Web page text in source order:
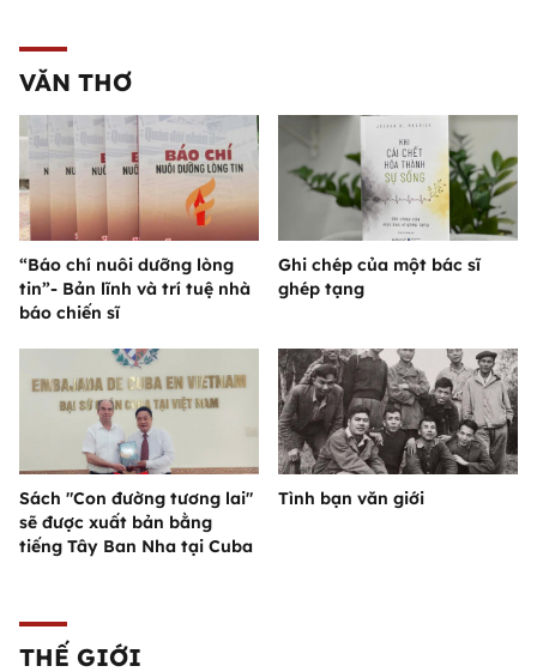
VĂN THƠ
“Báo chí nuôi dưỡng lòng
tin”- Bản lĩnh và trí tuệ nhà
báo chiến sĩ
Ghi chép của một bác sĩ
ghép tạng
Sách "Con đường tương lai"
sẽ được xuất bản bằng
tiếng Tây Ban Nha tại Cuba
Tình bạn văn giới
THẾ GIỚI